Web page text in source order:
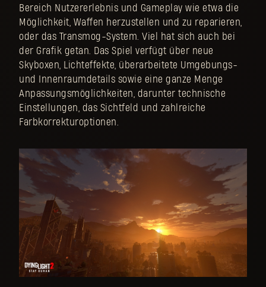
Bereich Nutzererlebnis und Gameplay wie etwa die
Möglichkeit, Waffen herzustellen und zu reparieren,
oder das Transmog-System. Viel hat sich auch bei
der Grafik getan. Das Spiel verfügt über neue
Skyboxen, Lichteffekte, überarbeitete Umgebungs-
und Innenraumdetails sowie eine ganze Menge
Anpassungsmöglichkeiten, darunter technische
Einstellungen, das Sichtfeld und zahlreiche
Farbkorrekturoptionen.